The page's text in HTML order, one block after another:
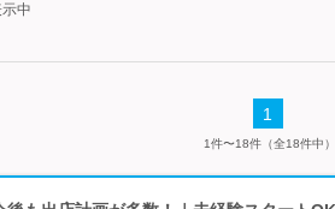
中
1
1件〜18件（全18件中）